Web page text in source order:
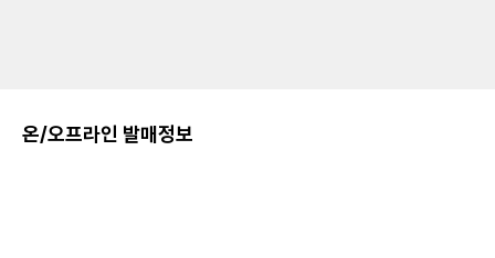
온/오프라인 발매정보